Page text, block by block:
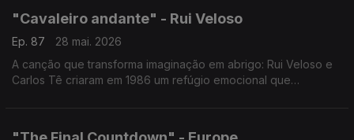
"Cavaleiro andante" - Rui Veloso
Ep. 87
28 mai. 2026
A canção que transforma imaginação em abrigo: Rui Veloso e
Carlos Tê criaram em 1986 um refúgio emocional que